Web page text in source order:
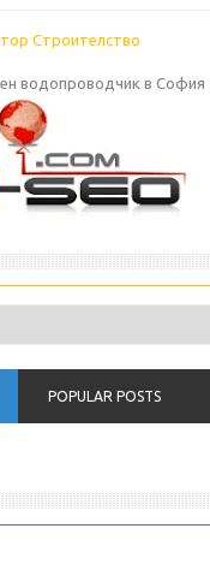
Строителство
водопроводчик в София
POPULAR POSTS